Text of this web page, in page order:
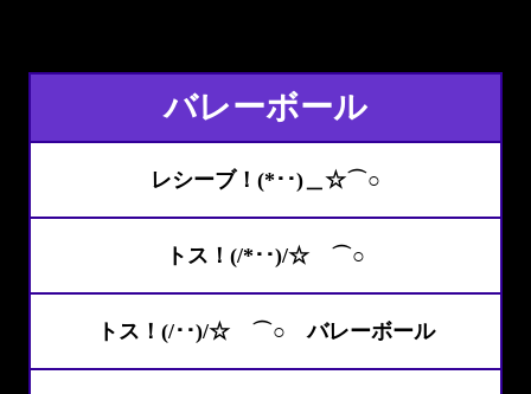
バレーボール
レシーブ！(*･･)＿☆⌒○
トス！(/*･･)/☆ ⌒○
トス！(/･･)/☆ ⌒○ バレーボール